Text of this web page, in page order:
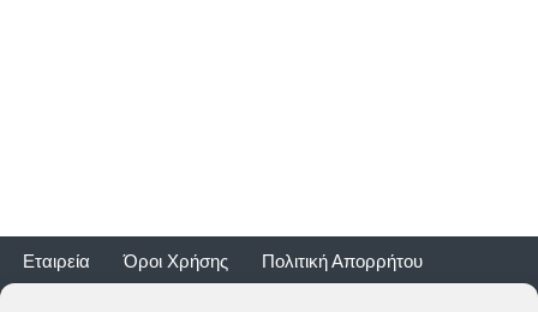
Εταιρεία Όροι Χρήσης
Πολιτική Απορρήτου